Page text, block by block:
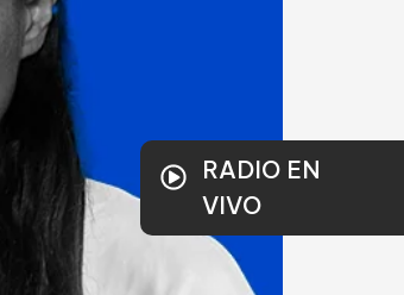
RADIO EN
VIVO